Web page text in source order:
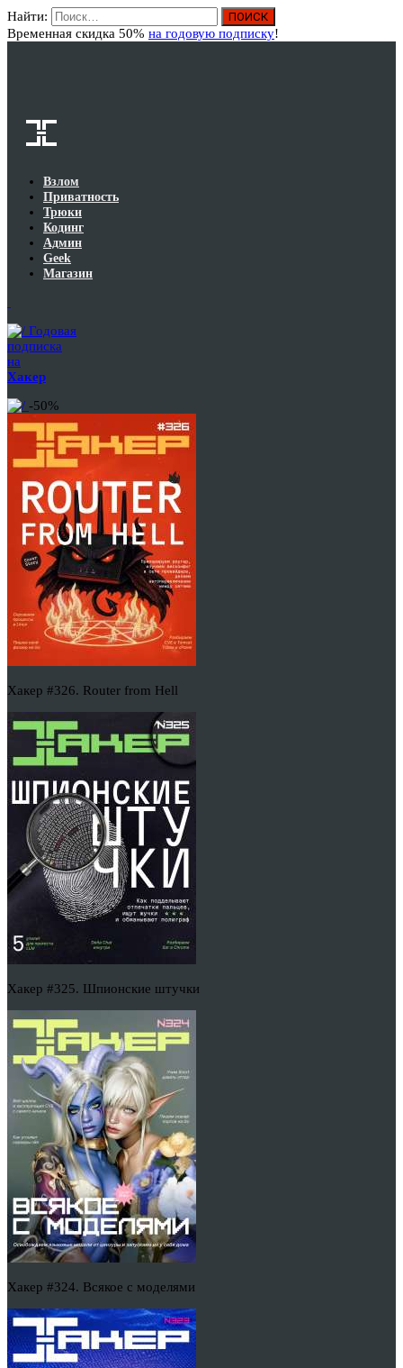
Найти:
Временная скидка 50% на годовую подписку!
Взлом
Приватность
Трюки
Кодинг
Админ
Geek
Магазин
Годовая
подписка
на
Хакер
-50%
Хакер #326. Router from Hell
Хакер #325. Шпионские штучки
Хакер #324. Всякое с моделями